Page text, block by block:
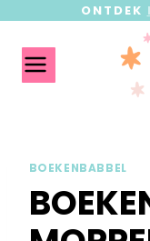
ONTDEK
BOEKENBABBEL